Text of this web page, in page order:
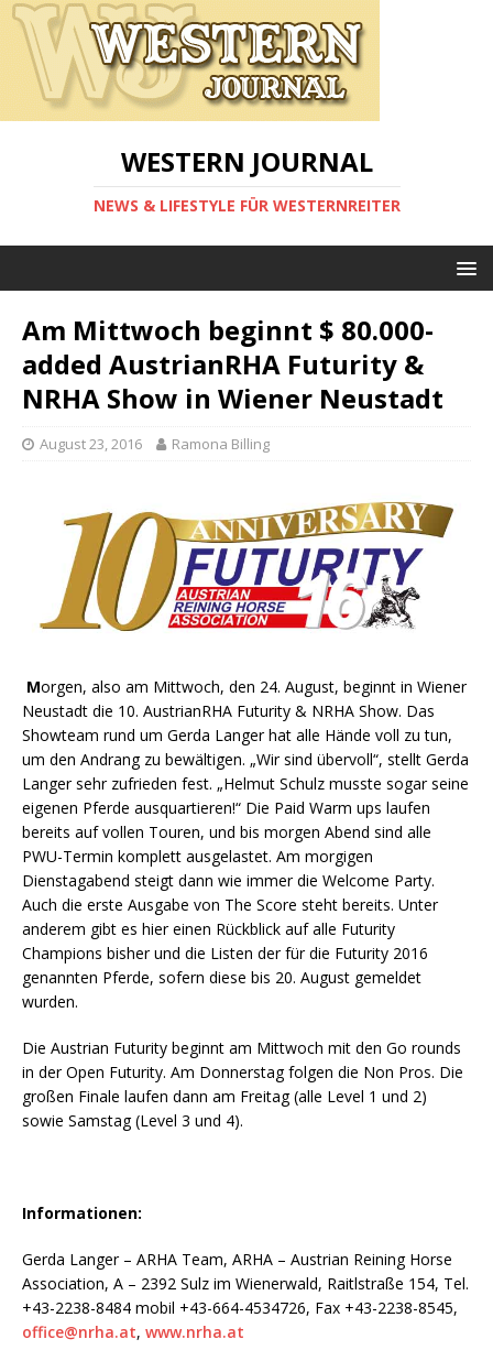
WESTERN JOURNAL
NEWS & LIFESTYLE FÜR WESTERNREITER
Am Mittwoch beginnt $ 80.000-
added AustrianRHA Futurity &
NRHA Show in Wiener Neustadt
August 23, 2016 Ramona Billing
Morgen, also am Mittwoch, den 24. August, beginnt in Wiener
Neustadt die 10. AustrianRHA Futurity & NRHA Show. Das
Showteam rund um Gerda Langer hat alle Hände voll zu tun,
um den Andrang zu bewältigen. „Wir sind übervoll“, stellt Gerda
Langer sehr zufrieden fest. „Helmut Schulz musste sogar seine
eigenen Pferde ausquartieren!“ Die Paid Warm ups laufen
bereits auf vollen Touren, und bis morgen Abend sind alle
PWU-Termin komplett ausgelastet. Am morgigen
Dienstagabend steigt dann wie immer die Welcome Party.
Auch die erste Ausgabe von The Score steht bereits. Unter
anderem gibt es hier einen Rückblick auf alle Futurity
Champions bisher und die Listen der für die Futurity 2016
genannten Pferde, sofern diese bis 20. August gemeldet
wurden.
Die Austrian Futurity beginnt am Mittwoch mit den Go rounds
in der Open Futurity. Am Donnerstag folgen die Non Pros. Die
großen Finale laufen dann am Freitag (alle Level 1 und 2)
sowie Samstag (Level 3 und 4).
Informationen:
Gerda Langer – ARHA Team, ARHA – Austrian Reining Horse
Association, A – 2392 Sulz im Wienerwald, Raitlstraße 154, Tel.
+43-2238-8484 mobil +43-664-4534726, Fax +43-2238-8545,
office@nrha.at, www.nrha.at